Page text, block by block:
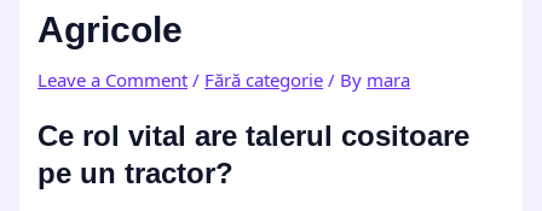
Agricole
Leave a Comment / Fără categorie / By mara
Ce rol vital are talerul cositoare
pe un tractor?